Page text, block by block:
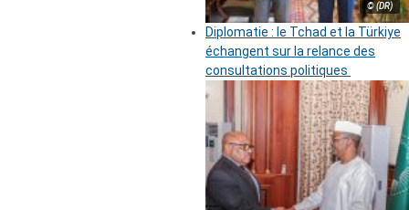
© (DR)
Diplomatie : le Tchad et la Türkiye
échangent sur la relance des
consultations politiques